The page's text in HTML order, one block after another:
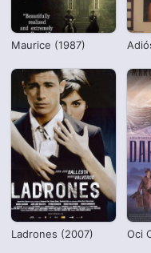
Maurice (1987)
Ladrones (2007) Oci